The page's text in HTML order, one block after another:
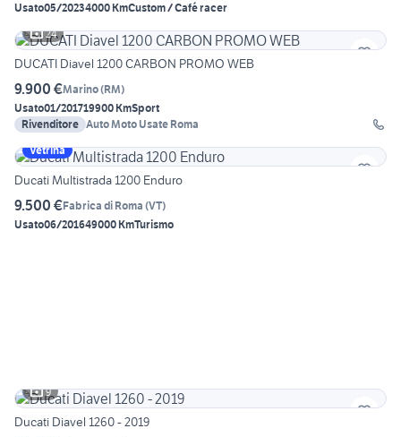
Usato05/20234000 KmCustom / Café racer
24
DUCATI Diavel 1200 CARBON PROMO WEB
9.900 €Marino(RM)
Usato01/201719900 KmSport
Rivenditore Auto Moto Usate Roma
Vetrina
Ducati Multistrada 1200 Enduro
9.500 €Fabrica di Roma (VT)
Usato06/201649000 KmTurismo
9
Ducati Diavel 1260 - 2019